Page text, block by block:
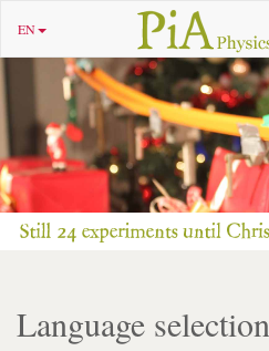
EN
Language selection